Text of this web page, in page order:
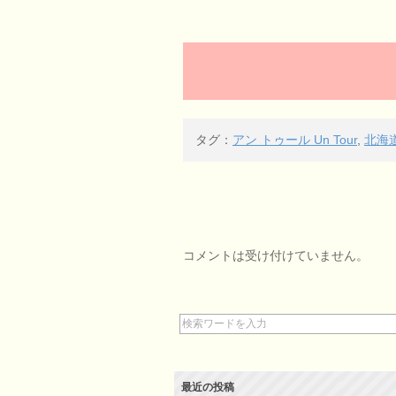
タグ： アン トゥール Un Tour, 北海
コメントは受け付けていません。
最近の投稿